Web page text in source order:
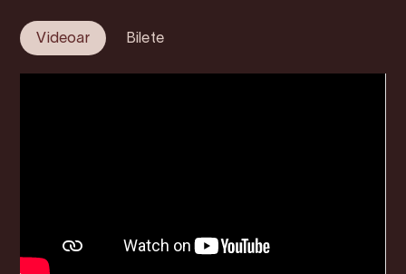
Videoar Bilete